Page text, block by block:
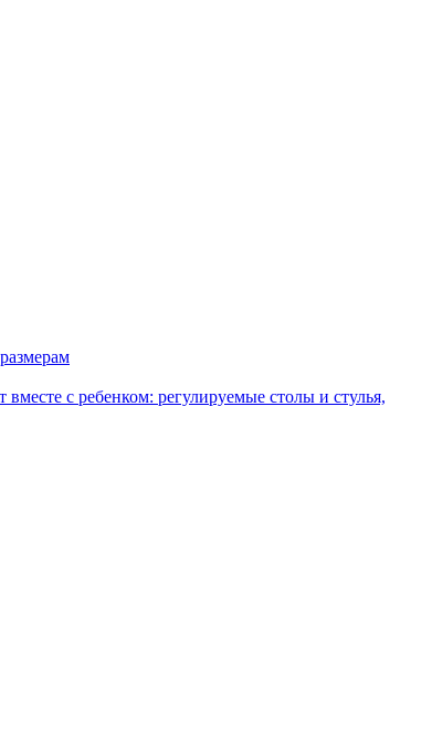
вместе с ребенком: регулируемые столы и стулья,